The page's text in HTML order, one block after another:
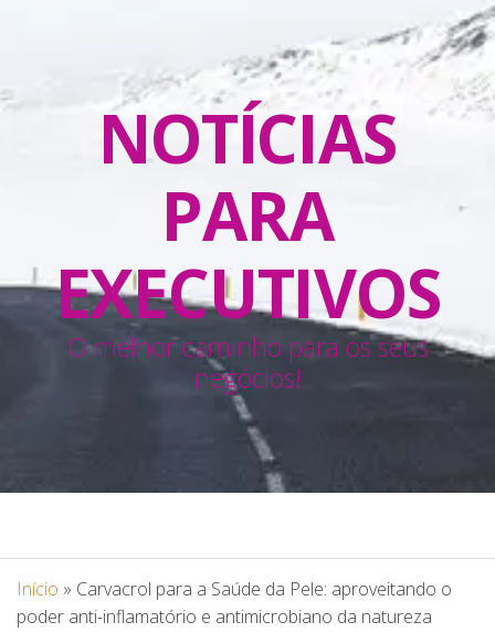
NOTÍCIAS
PARA
EXECUTIVOS
O melhor caminho para os seus
negócios!
Início » Carvacrol para a Saúde da Pele: aproveitando o
poder anti-inflamatório e antimicrobiano da natureza